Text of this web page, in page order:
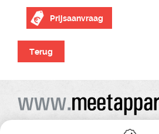
Prijsaanvraag
Terug
Alle prijzen zijn onder